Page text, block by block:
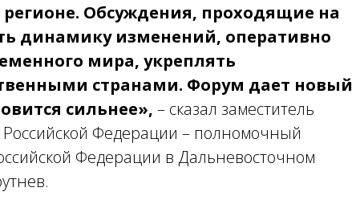
Обсуждения, проходящие на
динамику изменений, оперативно
мира, укреплять
странами. Форум дает новый
сильнее», – сказал заместитель
Федерации – полномочный
Федерации в Дальневосточном